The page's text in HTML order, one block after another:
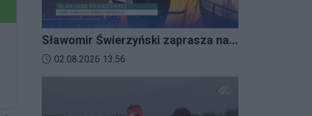
Sławomir Świerzyński zaprasza na
Imprezalia 2026
Data dodania materiału wideo:
02.08.2026 13:56